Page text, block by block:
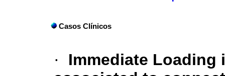
Casos Clínicos
·
Immediate